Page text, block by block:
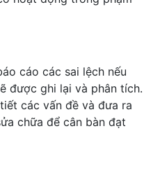
cáo các sai lệch nếu
được ghi lại và phân tích.
các vấn đề và đưa ra
chữa để cân bàn đạt